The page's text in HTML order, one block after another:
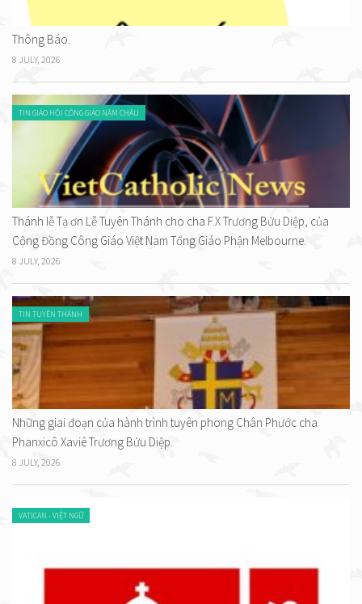
Thông Báo.
8 JULY, 2026
TIN GIÁO HỘI CÔNG GIÁO NĂM CHÂU
Thánh lễ Tạ ơn Lễ Tuyên Thánh cho cha F.X Trương Bửu Diệp, của
Cộng Đồng Công Giáo Việt Nam Tổng Giáo Phận Melbourne.
8 JULY, 2026
TIN TUYÊN THÁNH
Những giai đoạn của hành trình tuyên phong Chân Phước cha
Phanxicô Xaviê Trương Bửu Diệp.
8 JULY, 2026
VATICAN - VIỆT NGỮ